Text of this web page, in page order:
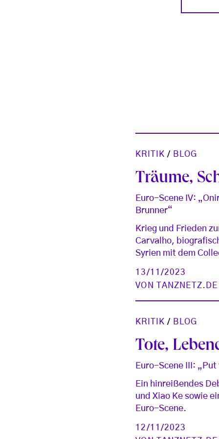
KRITIK / BLOG
Träume,
Euro-Scene IV:
Brunner“
Krieg und Frieden
Carvalho,
Syrien mit dem
13/11/2023
VON
KRITIK / BLOG
Tote,
Euro-Scene III:
Ein hinreißendes
und Xiao Ke sowie
Euro-Scene.
12/11/2023